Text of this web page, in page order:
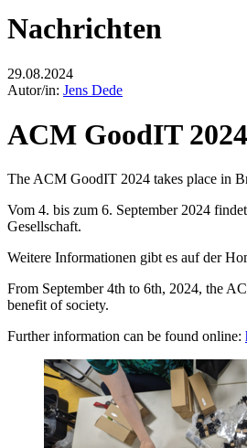
Nachrichten
29.08.2024
Autor/in: Jens Dede
ACM GoodIT 2024
The ACM GoodIT 2024 takes place in
Vom 4. bis zum 6. September 2024
Gesellschaft.
Weitere Informationen gibt es auf der
From September 4th to 6th, 2024, the
benefit of society.
Further information can be found online: